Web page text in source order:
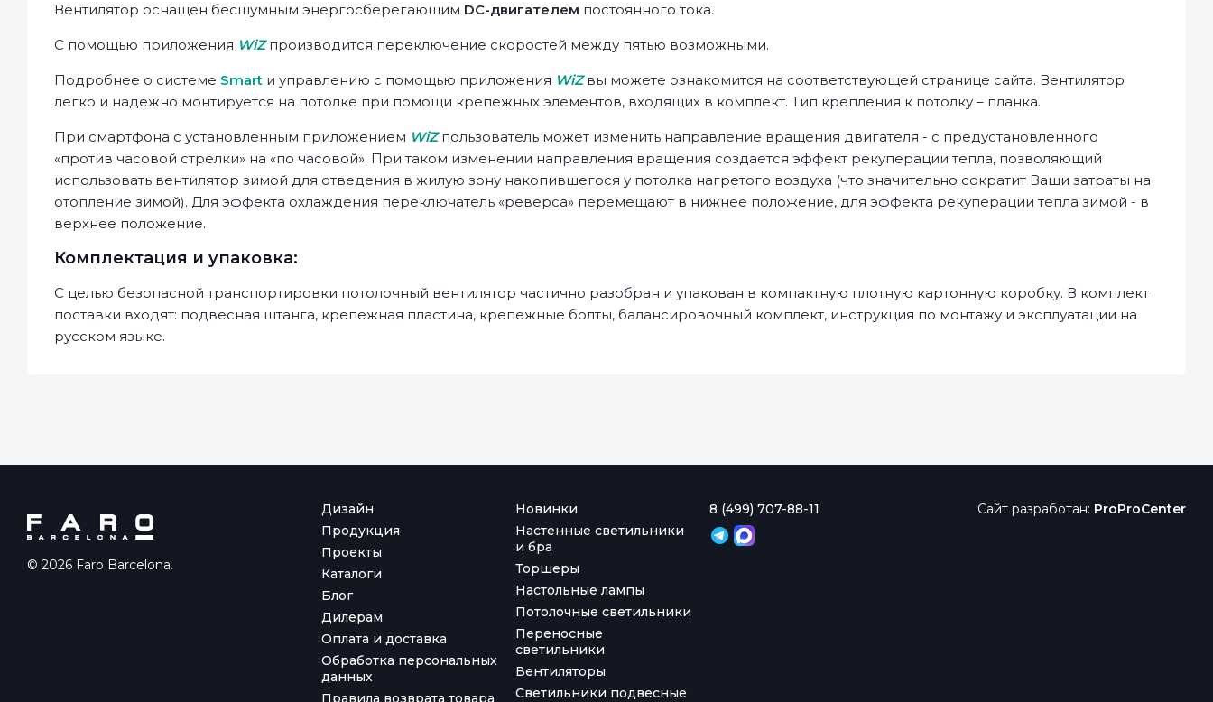
Вентилятор оснащен бесшумным энергосберегающим DC-двигателем постоянного тока.
С помощью приложения WiZпроизводится переключение скоростей между пятью возможными.
Подробнее о системе Smart и управлению с помощью приложения WiZвы можете ознакомится на соответствующей странице сайта. Вентилятор
легко и надежно монтируется на потолке при помощи крепежных элементов, входящих в комплект. Тип крепления к потолку – планка.
При смартфона с установленным приложением WiZпользователь может изменить направление вращения двигателя - с предустановленного
«против часовой стрелки» на «по часовой». При таком изменении направления вращения создается эффект рекуперации тепла, позволяющий
использовать вентилятор зимой для отведения в жилую зону накопившегося у потолка нагретого воздуха (что значительно сократит Ваши затраты на
отопление зимой). Для эффекта охлаждения переключатель «реверса» перемещают в нижнее положение, для эффекта рекуперации тепла зимой - в
верхнее положение.
Комплектация и упаковка:
С целью безопасной транспортировки потолочный вентилятор частично разобран и упакован в компактную плотную картонную коробку. В комплект
поставки входят: подвесная штанга, крепежная пластина, крепежные болты, балансировочный комплект, инструкция по монтажу и эксплуатации на
русском языке.
© 2026 Faro Barcelona.
Дизайн
Продукция
Проекты
Каталоги
Блог
Дилерам
Оплата и доставка
Обработка персональных
данных
Правила возврата товара
Новинки
Настенные светильники
и бра
Торшеры
Настольные лампы
Потолочные светильники
Переносные
светильники
Вентиляторы
Светильники подвесные
8 (499) 707-88-11 Сайт разработан: ProProCenter